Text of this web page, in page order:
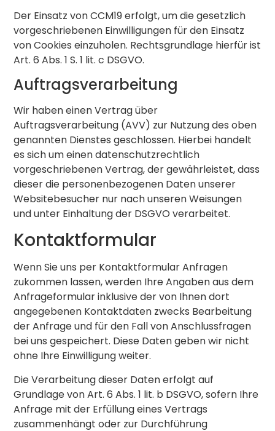
Der Einsatz von CCM19 erfolgt, um die gesetzlich
vorgeschriebenen Einwilligungen für den Einsatz
von Cookies einzuholen. Rechtsgrundlage hierfür ist
Art. 6 Abs. 1 S. 1 lit. c DSGVO.
Auftragsverarbeitung
Wir haben einen Vertrag über
Auftragsverarbeitung (AVV) zur Nutzung des oben
genannten Dienstes geschlossen. Hierbei handelt
es sich um einen datenschutzrechtlich
vorgeschriebenen Vertrag, der gewährleistet, dass
dieser die personenbezogenen Daten unserer
Websitebesucher nur nach unseren Weisungen
und unter Einhaltung der DSGVO verarbeitet.
Kontaktformular
Wenn Sie uns per Kontaktformular Anfragen
zukommen lassen, werden Ihre Angaben aus dem
Anfrageformular inklusive der von Ihnen dort
angegebenen Kontaktdaten zwecks Bearbeitung
der Anfrage und für den Fall von Anschlussfragen
bei uns gespeichert. Diese Daten geben wir nicht
ohne Ihre Einwilligung weiter.
Die Verarbeitung dieser Daten erfolgt auf
Grundlage von Art. 6 Abs. 1 lit. b DSGVO, sofern Ihre
Anfrage mit der Erfüllung eines Vertrags
zusammenhängt oder zur Durchführung